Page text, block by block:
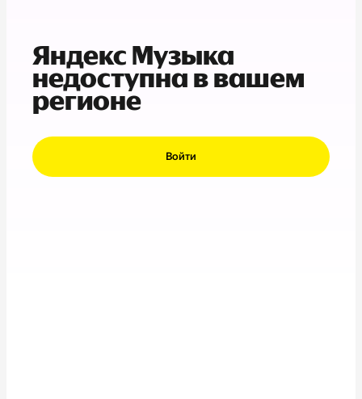
Яндекс Музыка
недоступна в вашем
регионе
Войти